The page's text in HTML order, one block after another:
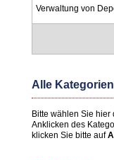
Verwaltung von
Alle Kategorien
Bitte wählen Sie
Anklicken des
klicken Sie bitte auf